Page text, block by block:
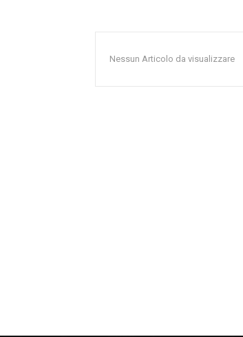
Nessun Articolo da visualizzare